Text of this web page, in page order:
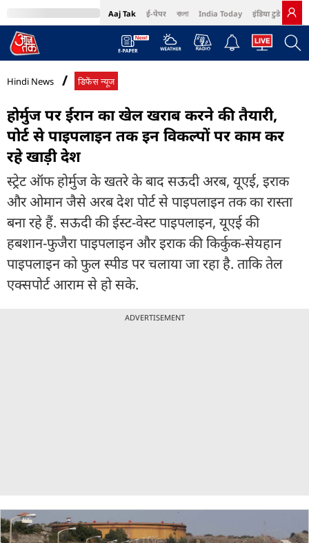
Aaj Tak ई-पेपर বাংলা India Today इंडिया टुडे हिंदी
MumbaiTak Cosmopolitan Harper's Bazaar Northeast
Hindi News डिफेंस न्यूज
होर्मुज पर ईरान का खेल खराब करने की तैयारी,
पोर्ट से पाइपलाइन तक इन विकल्पों पर काम कर
रहे खाड़ी देश
स्ट्रेट ऑफ होर्मुज के खतरे के बाद सऊदी अरब, यूएई, इराक
और ओमान जैसे अरब देश पोर्ट से पाइपलाइन तक का रास्ता
बना रहे हैं. सऊदी की ईस्ट-वेस्ट पाइपलाइन, यूएई की
हबशान-फुजैरा पाइपलाइन और इराक की किर्कुक-सेयहान
पाइपलाइन को फुल स्पीड पर चलाया जा रहा है. ताकि तेल
एक्सपोर्ट आराम से हो सके.
ADVERTISEMENT